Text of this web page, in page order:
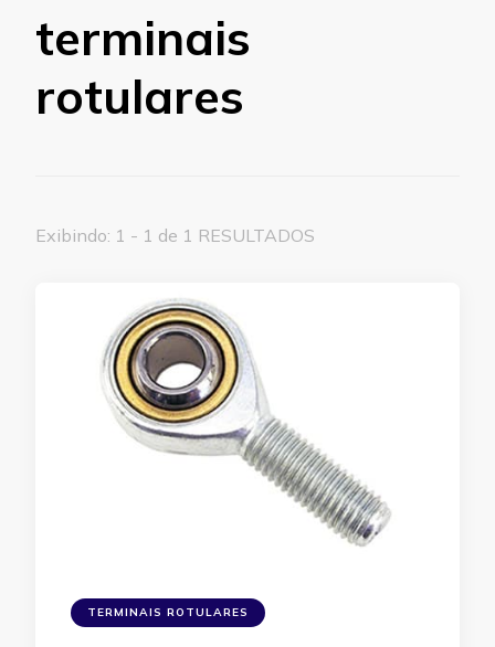
terminais
rotulares
Exibindo: 1 - 1 de 1 RESULTADOS
TERMINAIS ROTULARES